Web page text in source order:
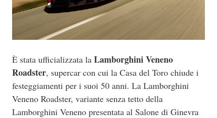
È stata ufficializzata la Lamborghini Veneno
Roadster, supercar con cui la Casa del Toro chiude i
festeggiamenti per i suoi 50 anni. La Lamborghini
Veneno Roadster, variante senza tetto della
Lamborghini Veneno presentata al Salone di Ginevra